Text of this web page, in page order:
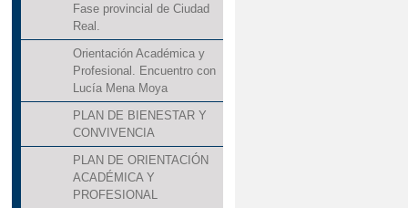
Fase provincial de Ciudad
Real.
Orientación Académica y
Profesional. Encuentro con
Lucía Mena Moya
PLAN DE BIENESTAR Y
CONVIVENCIA
PLAN DE ORIENTACIÓN
ACADÉMICA Y
PROFESIONAL